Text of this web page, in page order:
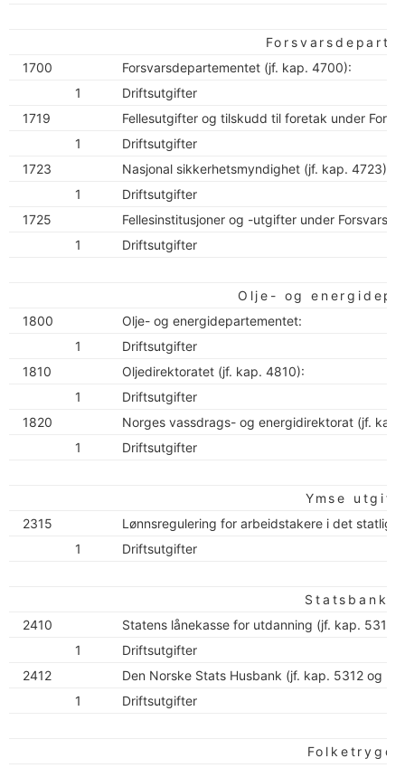
1700
Forsvarsdepartementet (jf. kap. 4700):
1
Driftsutgifter
1719
Fellesutgifter og tilskudd til foretak under
1
Driftsutgifter
1723
Nasjonal sikkerhetsmyndighet (jf. kap. 4723):
1
Driftsutgifter
1725
Fellesinstitusjoner og -utgifter under
1
Driftsutgifter
Olje- og
1800
Olje- og energidepartementet:
1
Driftsutgifter
1810
Oljedirektoratet (jf. kap. 4810):
1
Driftsutgifter
1820
Norges vassdrags- og energidirektorat (jf.
1
Driftsutgifter
Ymse
2315
Lønnsregulering for arbeidstakere i det
1
Driftsutgifter
2410
Statens lånekasse for utdanning (jf. kap. 5310):
1
Driftsutgifter
2412
Den Norske Stats Husbank (jf. kap. 5312 og
1
Driftsutgifter